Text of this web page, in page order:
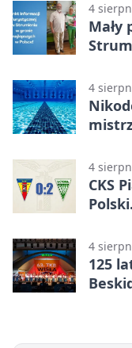
4
Mały
4
4
CKS
4
125